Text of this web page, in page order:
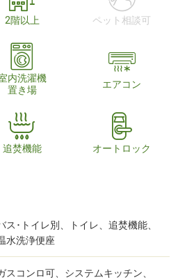
2階以上 ペット相談可
内洗濯機
置き場
エアコン
追焚機能 オートロック
ス･トイレ別、トイレ、追焚機能、
水洗浄便座
スコンロ可、システムキッチン、